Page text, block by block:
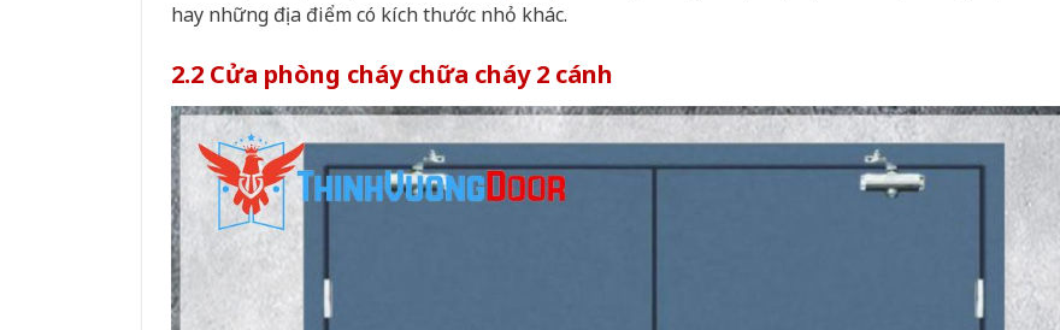
hay những địa điểm có kích thước nhỏ khác.
2.2 Cửa phòng cháy chữa cháy 2 cánh